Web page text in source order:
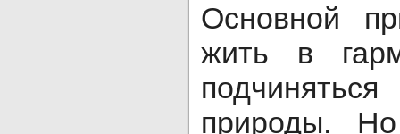
Основной
жить в
природы.